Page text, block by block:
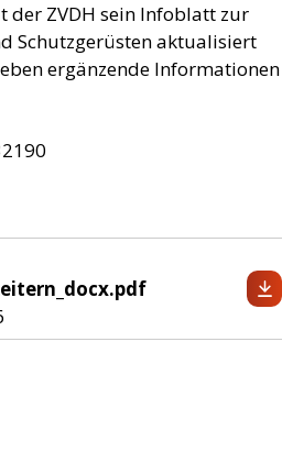
ZVDH sein Infoblatt zur
Schutzgerüsten aktualisiert
ergänzende Informationen